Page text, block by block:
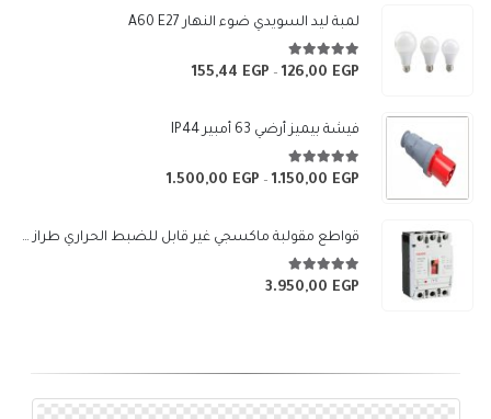
لمبة ليد السويدي ضوء النهار A60 E27
5.00 من 5
126,00 EGP
–
155,44 EGP
من
خلال
فيشة بيميز أرضي 63 أمبير IP44
5.00 من 5
1.150,00 EGP
–
1.500,00 EGP
من
قواطع مقولبة ماكسجي غير قابل للضبط الحراري طراز (SGM3-250L)
5.00 من 5
3.950,00 EGP